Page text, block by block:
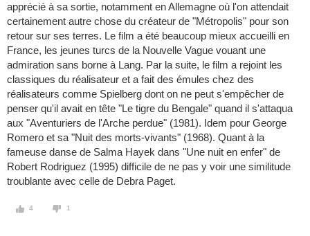
apprécié à sa sortie, notamment en Allemagne où l'on attendait
certainement autre chose du créateur de "Métropolis" pour son
retour sur ses terres. Le film a été beaucoup mieux accueilli en
France, les jeunes turcs de la Nouvelle Vague vouant une
admiration sans borne à Lang. Par la suite, le film a rejoint les
classiques du réalisateur et a fait des émules chez des
réalisateurs comme Spielberg dont on ne peut s'empêcher de
penser qu'il avait en tête "Le tigre du Bengale" quand il s'attaqua
aux "Aventuriers de l'Arche perdue" (1981). Idem pour George
Romero et sa "Nuit des morts-vivants" (1968). Quant à la
fameuse danse de Salma Hayek dans "Une nuit en enfer" de
Robert Rodriguez (1995) difficile de ne pas y voir une similitude
troublante avec celle de Debra Paget.
4 1